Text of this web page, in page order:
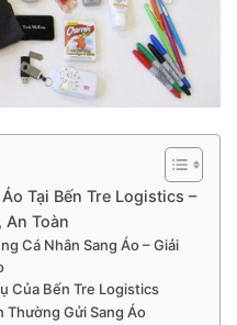
Tại Bến Tre Logistics –
An Toàn
Cá Nhân Sang Áo – Giải
Của Bến Tre Logistics
Thường Gửi Sang Áo